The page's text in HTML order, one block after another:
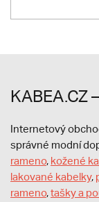
KABEA.CZ
Internetový
správné modní
rameno, kožené
lakované kabelky,
rameno,tašky a